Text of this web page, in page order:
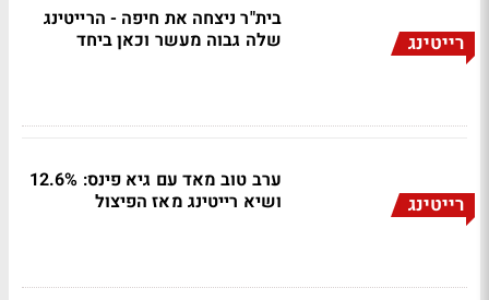
רייטינג
בית"ר ניצחה את חיפה - הרייטינג
שלה גבוה מעשר וכאן ביחד
רייטינג
ערב טוב מאד עם גיא פינס: 12.6%
ושיא רייטינג מאז הפיצול